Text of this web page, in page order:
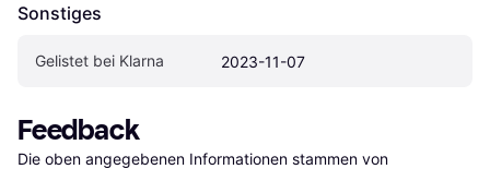
Sonstiges
Gelistet bei Klarna 2023-11-07
Feedback
Die oben angegebenen Informationen stammen von